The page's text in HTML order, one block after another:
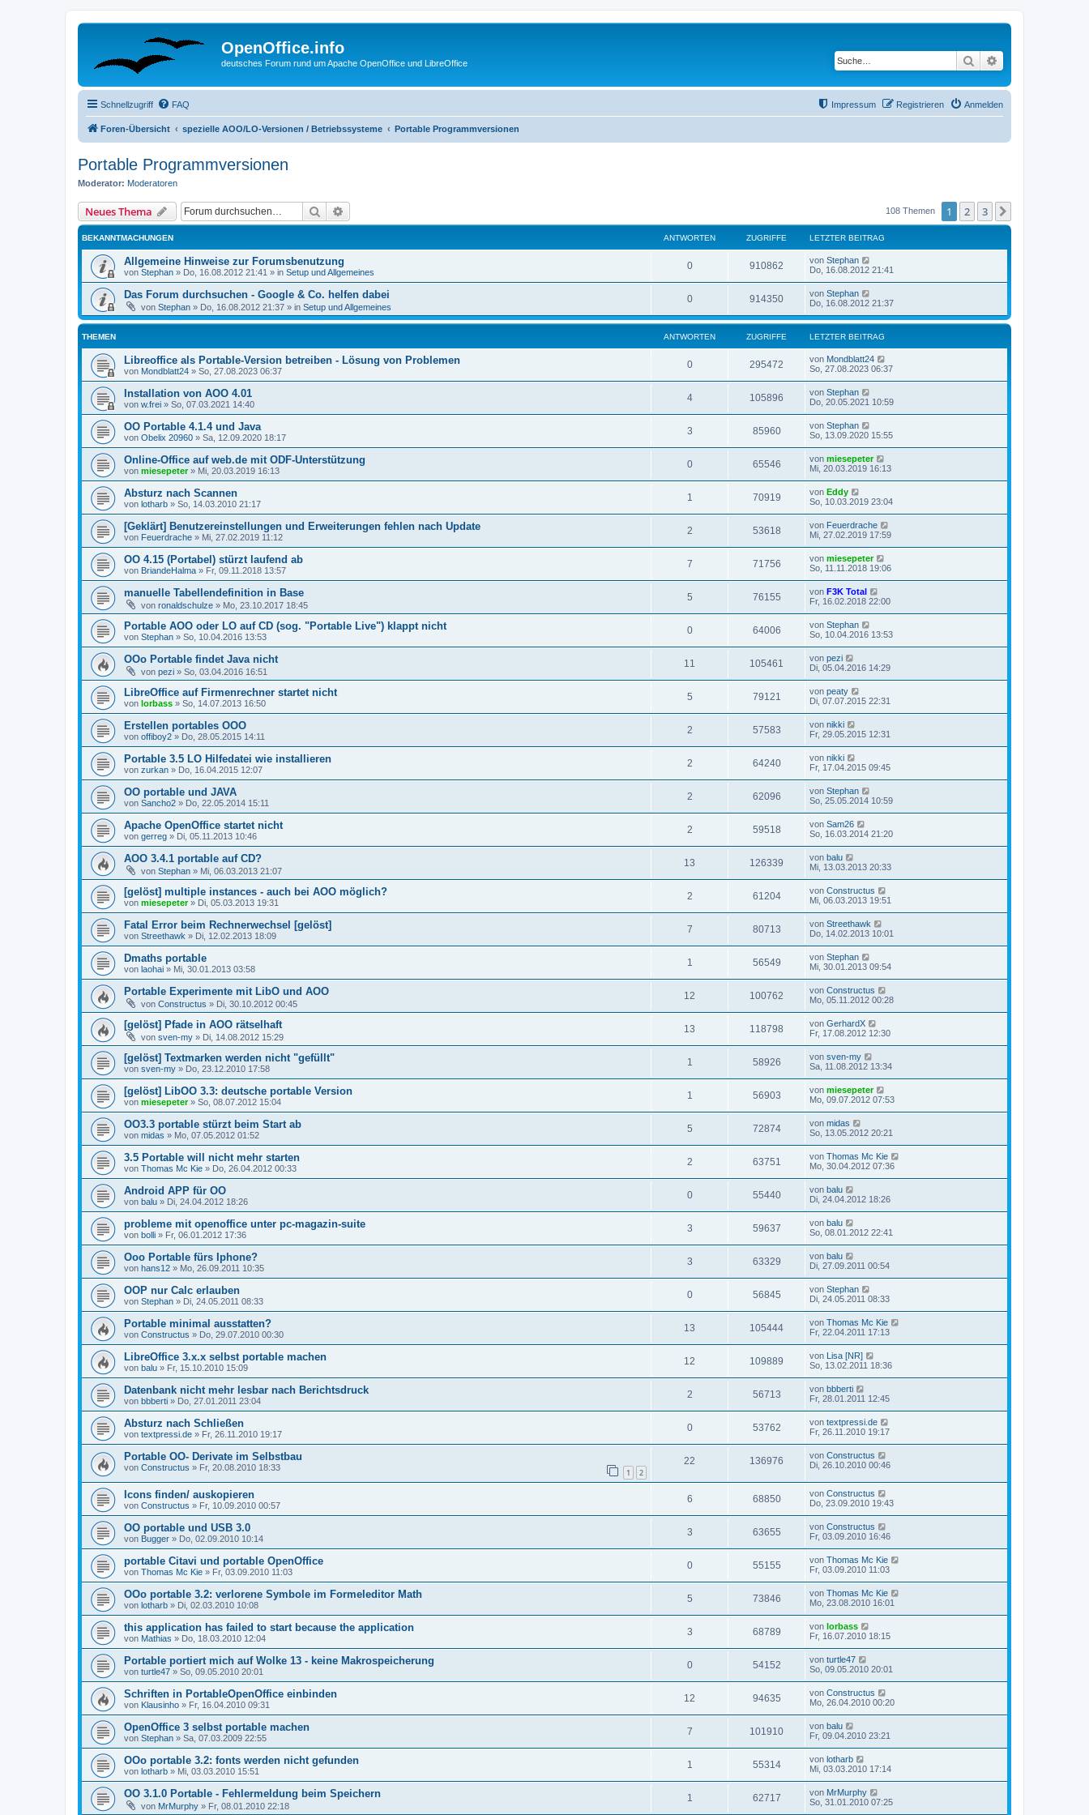
OpenOffice.info
deutsches Forum rund um Apache OpenOffice und LibreOffice Suche
Schnellzugriff FAQ Anmelden
Registrieren
Impressum
Foren-Übersicht spezielle AOO/LO-Versionen / Betriebssysteme Portable Programmversionen
Portable Programmversionen
Moderator: Moderatoren
Neues Thema Suche 108 Themen 1 2 3
BEKANNTMACHUNGEN ANTWORTEN ZUGRIFFE LETZTER BEITRAG
Allgemeine Hinweise zur Forumsbenutzung
von Stephan » Do, 16.08.2012 21:41 » in Setup und Allgemeines
0 910862 von Stephan
Do, 16.08.2012 21:41
Das Forum durchsuchen - Google & Co. helfen dabei
von Stephan » Do, 16.08.2012 21:37 » in Setup und Allgemeines
0 914350 von Stephan
Do, 16.08.2012 21:37
THEMEN ANTWORTEN ZUGRIFFE LETZTER BEITRAG
Libreoffice als Portable-Version betreiben - Lösung von Problemen
von Mondblatt24 » So, 27.08.2023 06:37
0 295472 von Mondblatt24
So, 27.08.2023 06:37
Installation von AOO 4.01
von w.frei » So, 07.03.2021 14:40
4 105896 von Stephan
Do, 20.05.2021 10:59
OO Portable 4.1.4 und Java
von Obelix 20960 » Sa, 12.09.2020 18:17
3 85960 von Stephan
So, 13.09.2020 15:55
Online-Office auf web.de mit ODF-Unterstützung
von miesepeter» Mi, 20.03.2019 16:13
0 65546 von miesepeter
Mi, 20.03.2019 16:13
Absturz nach Scannen
von lotharb » So, 14.03.2010 21:17
1 70919 von Eddy
So, 10.03.2019 23:04
[Geklärt] Benutzereinstellungen und Erweiterungen fehlen nach Update
von Feuerdrache » Mi, 27.02.2019 11:12
2 53618 von Feuerdrache
Mi, 27.02.2019 17:59
OO 4.15 (Portabel) stürzt laufend ab
von BriandeHalma » Fr, 09.11.2018 13:57
7 71756 von miesepeter
So, 11.11.2018 19:06
manuelle Tabellendefinition in Base
von ronaldschulze » Mo, 23.10.2017 18:45
5 76155 von F3K Total
Fr, 16.02.2018 22:00
Portable AOO oder LO auf CD (sog. "Portable Live") klappt nicht
von Stephan » So, 10.04.2016 13:53
0 64006 von Stephan
So, 10.04.2016 13:53
OOo Portable findet Java nicht
von pezi » So, 03.04.2016 16:51
11 105461 von pezi
Di, 05.04.2016 14:29
LibreOffice auf Firmenrechner startet nicht
von lorbass » So, 14.07.2013 16:50
5 79121 von peaty
Di, 07.07.2015 22:31
Erstellen portables OOO
von offiboy2 » Do, 28.05.2015 14:11
2 57583 von nikki
Fr, 29.05.2015 12:31
Portable 3.5 LO Hilfedatei wie installieren
von zurkan » Do, 16.04.2015 12:07
2 64240 von nikki
Fr, 17.04.2015 09:45
OO portable und JAVA
von Sancho2 » Do, 22.05.2014 15:11
2 62096 von Stephan
So, 25.05.2014 10:59
Apache OpenOffice startet nicht
von gerreg » Di, 05.11.2013 10:46
2 59518 von Sam26
So, 16.03.2014 21:20
AOO 3.4.1 portable auf CD?
von Stephan » Mi, 06.03.2013 21:07
13 126339 von balu
Mi, 13.03.2013 20:33
[gelöst] multiple instances - auch bei AOO möglich?
von miesepeter» Di, 05.03.2013 19:31
2 61204 von Constructus
Mi, 06.03.2013 19:51
Fatal Error beim Rechnerwechsel [gelöst]
von Streethawk » Di, 12.02.2013 18:09
7 80713 von Streethawk
Do, 14.02.2013 10:01
Dmaths portable
von laohai » Mi, 30.01.2013 03:58
1 56549 von Stephan
Mi, 30.01.2013 09:54
Portable Experimente mit LibO und AOO
von Constructus » Di, 30.10.2012 00:45
12 100762 von Constructus
Mo, 05.11.2012 00:28
[gelöst] Pfade in AOO rätselhaft
von sven-my » Di, 14.08.2012 15:29
13 118798 von GerhardX
Fr, 17.08.2012 12:30
[gelöst] Textmarken werden nicht "gefüllt"
von sven-my » Do, 23.12.2010 17:58
1 58926 von sven-my
Sa, 11.08.2012 13:34
[gelöst] LibOO 3.3: deutsche portable Version
von miesepeter» So, 08.07.2012 15:04
1 56903 von miesepeter
Mo, 09.07.2012 07:53
OO3.3 portable stürzt beim Start ab
von midas » Mo, 07.05.2012 01:52
5 72874 von midas
So, 13.05.2012 20:21
3.5 Portable will nicht mehr starten
von Thomas Mc Kie » Do, 26.04.2012 00:33
2 63751 von Thomas Mc Kie
Mo, 30.04.2012 07:36
Android APP für OO
von balu » Di, 24.04.2012 18:26
0 55440 von balu
Di, 24.04.2012 18:26
probleme mit openoffice unter pc-magazin-suite
von bolli » Fr, 06.01.2012 17:36
3 59637 von balu
So, 08.01.2012 22:41
Ooo Portable fürs Iphone?
von hans12 » Mo, 26.09.2011 10:35
3 63329 von balu
Di, 27.09.2011 00:54
OOP nur Calc erlauben
von Stephan » Di, 24.05.2011 08:33
0 56845 von Stephan
Di, 24.05.2011 08:33
Portable minimal ausstatten?
von Constructus » Do, 29.07.2010 00:30
13 105444 von Thomas Mc Kie
Fr, 22.04.2011 17:13
LibreOffice 3.x.x selbst portable machen
von balu » Fr, 15.10.2010 15:09
12 109889 von Lisa [NR]
So, 13.02.2011 18:36
Datenbank nicht mehr lesbar nach Berichtsdruck
von bbberti » Do, 27.01.2011 23:04
2 56713 von bbberti
Fr, 28.01.2011 12:45
Absturz nach Schließen
von textpressi.de » Fr, 26.11.2010 19:17
0 53762 von textpressi.de
Fr, 26.11.2010 19:17
Portable OO- Derivate im Selbstbau
von Constructus » Fr, 20.08.2010 18:33 1 2
22 136976 von Constructus
Di, 26.10.2010 00:46
Icons finden/ auskopieren
von Constructus » Fr, 10.09.2010 00:57
6 68850 von Constructus
Do, 23.09.2010 19:43
OO portable und USB 3.0
von Bugger » Do, 02.09.2010 10:14
3 63655 von Constructus
Fr, 03.09.2010 16:46
portable Citavi und portable OpenOffice
von Thomas Mc Kie » Fr, 03.09.2010 11:03
0 55155 von Thomas Mc Kie
Fr, 03.09.2010 11:03
OOo portable 3.2: verlorene Symbole im Formeleditor Math
von lotharb » Di, 02.03.2010 10:08
5 73846 von Thomas Mc Kie
Mo, 23.08.2010 16:01
this application has failed to start because the application
von Mathias » Do, 18.03.2010 12:04
3 68789 von lorbass
Fr, 16.07.2010 18:15
Portable portiert mich auf Wolke 13 - keine Makrospeicherung
von turtle47 » So, 09.05.2010 20:01
0 54152 von turtle47
So, 09.05.2010 20:01
Schriften in PortableOpenOffice einbinden
von Klausinho » Fr, 16.04.2010 09:31
12 94635 von Constructus
Mo, 26.04.2010 00:20
OpenOffice 3 selbst portable machen
von Stephan » Sa, 07.03.2009 22:55
7 101910 von balu
Fr, 09.04.2010 23:21
OOo portable 3.2: fonts werden nicht gefunden
von lotharb » Mi, 03.03.2010 15:51
1 55314 von lotharb
Mi, 03.03.2010 17:14
OO 3.1.0 Portable - Fehlermeldung beim Speichern
von MrMurphy » Fr, 08.01.2010 22:18
1 62717 von MrMurphy
So, 31.01.2010 07:25